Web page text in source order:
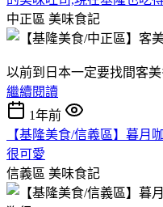
中正區 美味食記
以前到日本一定要找間客
繼續閱讀
1年前
【基隆美食/信義區】暮月
很可愛
信義區 美味食記